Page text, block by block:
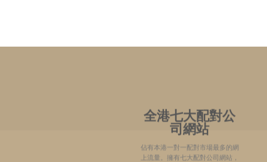
全港七大配對公
司網站
佔有本港一對一配對市場最多的網
上流量。擁有七大配對公司網站，